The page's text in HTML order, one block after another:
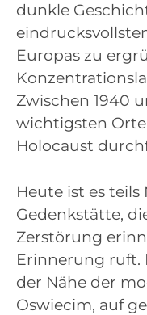
dunkle
Europas zu
Zwischen 1940
wichtigsten
Holocaust
Heute ist es teils
Gedenkstätte,
Zerstörung
Erinnerung ruft.
der Nähe der
Oswiecim, auf